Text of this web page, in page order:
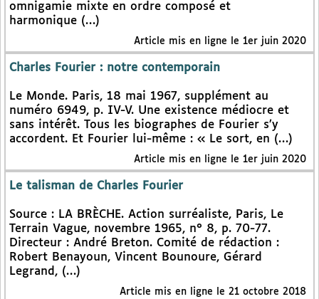
omnigamie mixte en ordre composé et
harmonique (…)
Article mis en ligne le 1er juin 2020
Charles Fourier : notre contemporain
Le Monde. Paris, 18 mai 1967, supplément au
numéro 6949, p. IV-V. Une existence médiocre et
sans intérêt. Tous les biographes de Fourier s’y
accordent. Et Fourier lui-même : « Le sort, en (…)
Article mis en ligne le 1er juin 2020
Le talisman de Charles Fourier
Source : LA BRÈCHE. Action surréaliste, Paris, Le
Terrain Vague, novembre 1965, n° 8, p. 70-77.
Directeur : André Breton. Comité de rédaction :
Robert Benayoun, Vincent Bounoure, Gérard
Legrand, (…)
Article mis en ligne le 21 octobre 2018